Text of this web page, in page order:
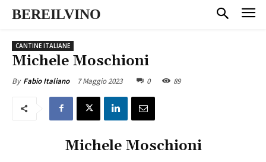
BEREILVINO
CANTINE ITALIANE
Michele Moschioni
By Fabio Italiano 7 Maggio 2023 0 89
Michele Moschioni